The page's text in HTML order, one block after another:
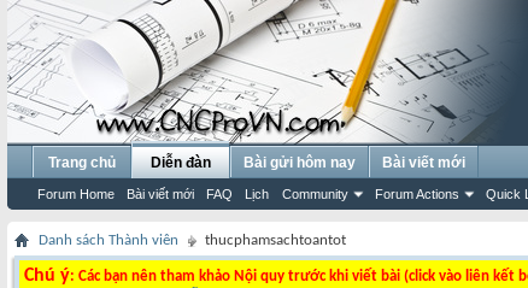
Trang chủ Diễn đàn
Forum Home Bài viết mới FAQ Lịch Community Forum Actions Quick
Bài gửi hôm nay Bài viết mới
Danh sách Thành viên thucphamsachtoantot
Chú ý: Các bạn nên tham khảo Nội quy trước khi viết bài (click vào liên kết